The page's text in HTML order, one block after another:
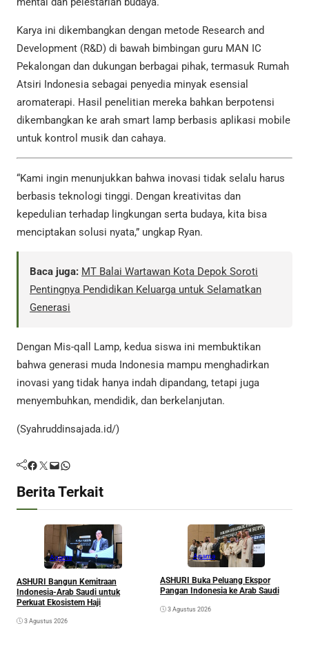
Karya ini dikembangkan dengan metode Research and
Development (R&D) di bawah bimbingan guru MAN IC
Pekalongan dan dukungan berbagai pihak, termasuk Rumah
Atsiri Indonesia sebagai penyedia minyak esensial
aromaterapi. Hasil penelitian mereka bahkan berpotensi
dikembangkan ke arah smart lamp berbasis aplikasi mobile
untuk kontrol musik dan cahaya.
“Kami ingin menunjukkan bahwa inovasi tidak selalu harus
berbasis teknologi tinggi. Dengan kreativitas dan
kepedulian terhadap lingkungan serta budaya, kita bisa
menciptakan solusi nyata,” ungkap Ryan.
Baca juga: MT Balai Wartawan Kota Depok Soroti
Pentingnya Pendidikan Keluarga untuk Selamatkan
Generasi
Dengan Mis-qall Lamp, kedua siswa ini membuktikan
bahwa generasi muda Indonesia mampu menghadirkan
inovasi yang tidak hanya indah dipandang, tetapi juga
menyembuhkan, mendidik, dan berkelanjutan.
(Syahruddinsajada.id/)
Facebook Twitter Mail WhatsApp
Berita Terkait
Agama
ASHURI Bangun Kemitraan
Indonesia-Arab Saudi untuk
Perkuat Ekosistem Haji
3 Agustus 2026
Agama
ASHURI Buka Peluang Ekspor
Pangan Indonesia ke Arab Saudi
3 Agustus 2026